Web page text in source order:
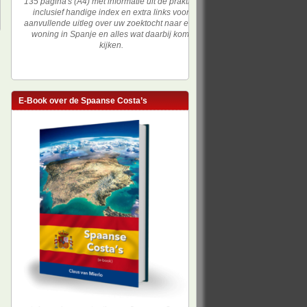
inclusief handige index en extra links voor
aanvullende uitleg over uw zoektocht naar een
woning in Spanje en alles wat daarbij komt
kijken.
E-Book over de Spaanse Costa’s